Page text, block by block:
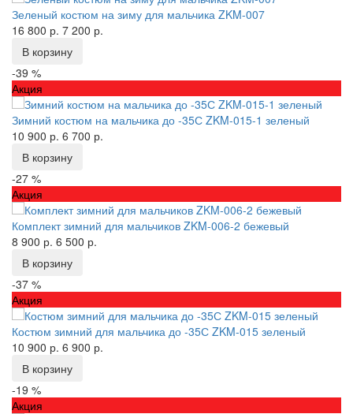
Зеленый костюм на зиму для мальчика ZKM-007
16 800 р. 7 200 р.
В корзину
-39 %
Акция
Зимний костюм на мальчика до -35С ZKM-015-1 зеленый
10 900 р. 6 700 р.
В корзину
-27 %
Акция
Комплект зимний для мальчиков ZKM-006-2 бежевый
8 900 р. 6 500 р.
В корзину
-37 %
Акция
Костюм зимний для мальчика до -35С ZKM-015 зеленый
10 900 р. 6 900 р.
В корзину
-19 %
Акция